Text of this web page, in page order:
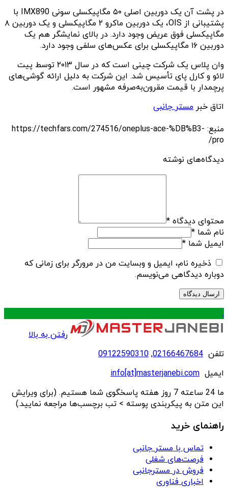
در پشت آن یک دوربین اصلی ۵۰ مگاپیکسلی سونی IMX890 با
پشتیبانی از OIS، یک دوربین ماکرو ۲ مگاپیکسلی و یک دوربین ۸
مگاپیکسلی فوق عریض وجود دارد. در بالای نمایشگر هم یک
دوربین ۱۶ مگاپیکسلی برای عکس‌های سلفی وجود دارد.
وان پلاس یک شرکت چینی است که در سال ۲۰۱۳ توسط پیت
لائو و کارل پای تأسیس شد. این شرکت به دلیل ارائه گوشی‌های
پرچمدار با قیمت مقرون‌به‌صرفه مشهور است.
اتاق خبر مستر جانبی
منبع: https://techfars.com/274516/oneplus-ace-%DB%B3-
pro/
دیدگاه‌های نوشته
محتوای دیدگاه *
نام شما *
ایمیل شما *
ذخیره نام، ایمیل و وبسایت من در مرورگر برای زمانی که
دوباره دیدگاهی می‌نویسم.
.
رفتن به بالا
تلفن 02166467684
,
09122590310
ایمیل info[at]masterjanebi.com
ما 24 ساعته 7 روز هفته پاسخگوی شما هستیم. (برای ویرایش
این متن به پیکربندی پوسته > تب برچسب‌ها مراجعه نمایید.)
راهنمای خرید
تماس با مستر جانبی
فرصت‌های شغلی
فروش در مسترجانبی
اخباری فناوری